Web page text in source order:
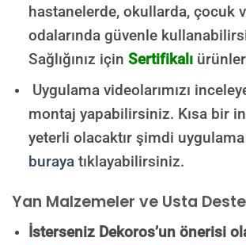
hastanelerde, okullarda, çocuk
odalarında güvenle
Sağlığınız için Sertifikalı
Uygulama videolarımızı
montaj yapabilirsiniz. Kısa bir
yeterli olacaktır şimdi
burayatıklayabilirsiniz.
Yan Malzemeler ve Usta
İsterseniz Dekoros’un önerisi